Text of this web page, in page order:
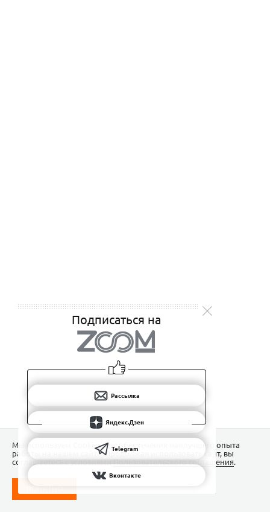
Подписаться на
Рассылка
Яндекс.Дзен
Telegram
Вконтакте
Мы используем Сookies для обеспечения наилучшего опыта
работы на нашем сайте. Продолжая использовать сайт, вы
соглашаетесь с условиямиПользовательского соглашения.
ПОНЯТНО